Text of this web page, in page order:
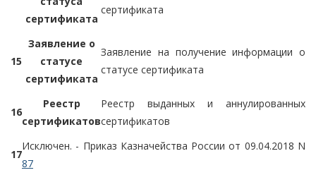
сертификата
сертификата
15
Заявление о
статусе
сертификата
Заявление на получение информации о
статусе сертификата
16
Реестр
сертификатов
Реестр выданных и аннулированных
сертификатов
17
Исключен. - Приказ Казначейства России от 09.04.2018 N
87